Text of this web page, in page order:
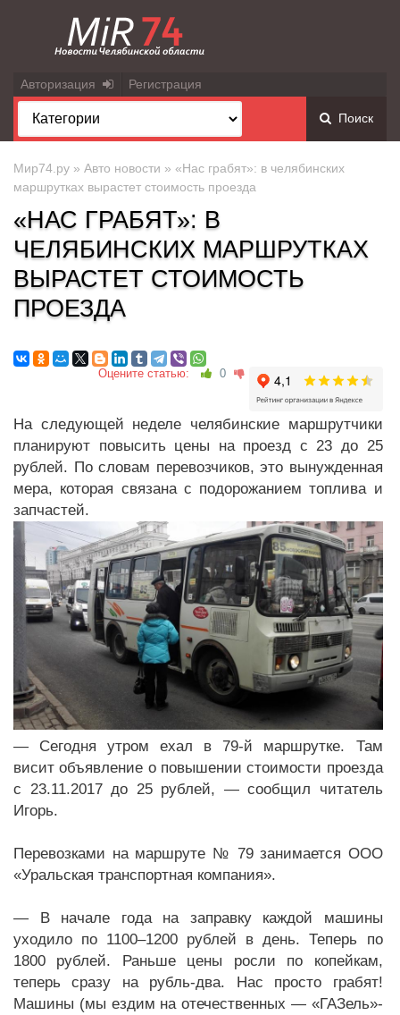
Авторизация Регистрация
Поиск
Мир74.ру » Авто новости » «Нас грабят»: в челябинских
маршрутках вырастет стоимость проезда
«НАС ГРАБЯТ»: В
ЧЕЛЯБИНСКИХ МАРШРУТКАХ
ВЫРАСТЕТ СТОИМОСТЬ
ПРОЕЗДА
Оцените статью: 0
На следующей неделе челябинские маршрутчики
планируют повысить цены на проезд с 23 до 25
рублей. По словам перевозчиков, это вынужденная
мера, которая связана с подорожанием топлива и
запчастей.
— Сегодня утром ехал в 79-й маршрутке. Там
висит объявление о повышении стоимости проезда
с 23.11.2017 до 25 рублей, — сообщил читатель
Игорь.
Перевозками на маршруте № 79 занимается ООО
«Уральская транспортная компания».
— В начале года на заправку каждой машины
уходило по 1100–1200 рублей в день. Теперь по
1800 рублей. Раньше цены росли по копейкам,
теперь сразу на рубль-два. Нас просто грабят!
Машины (мы ездим на отечественных — «ГАЗель»-